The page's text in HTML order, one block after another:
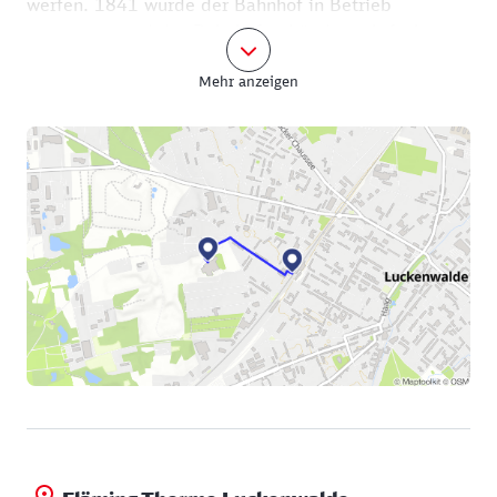
werfen. 1841 wurde der Bahnhof in Betrieb
genommen und das Bahnhofsgebäude mehrfach
umgebaut. Der Bau von 1917 steht unter
Denkmalschutz. 2006 hatte die Stadt das Gebäude
Stadtbibliothek. Weil aber der Platz nicht
ausreichte, kam ein moderner Anbau für die Kinder-
und Jugendbibliothek hinzu - ein echter Hingucker:
Es ist nämlich eine räumlich gekippte Architektur
mit markanter, goldschimmernder Fassade. Hier
finden Lesungen, Konzerte, Bücherflohmärkte und
Internetschulungen statt.
Jetzt aber zurück auf der Heinrich-Zille-Straße zur
Therme, die mit kleinen grünen Wegweisern
linken Fußgängerweg wählen. Denn die
schwierig, da es auf Kopfsteinpflaster geht. Sie
Mehr anzeigen